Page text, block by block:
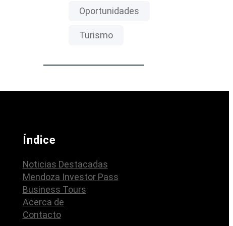
Oportunidades
Turismo
Índice
Noticias Destacadas
Mendoza Investor Pass
Business Tours
Acerca de
Contacto